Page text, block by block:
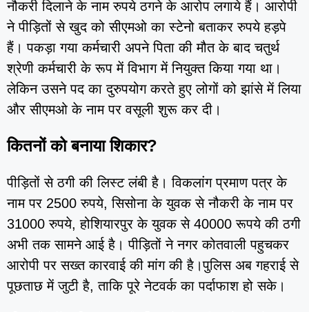
नौकरी दिलाने के नाम रुपये ठगने के आरोप लगाये हैं। आरोपी
ने पीड़ितों से खुद को सीएमओ का स्टेनो बताकर रुपये हड़पे
हैं। पकड़ा गया कर्मचारी अपने पिता की मौत के बाद चतुर्थ
श्रेणी कर्मचारी के रूप में विभाग में नियुक्त किया गया था।
लेकिन उसने पद का दुरुपयोग करते हुए लोगों को झांसे में लिया
और सीएमओ के नाम पर वसूली शुरू कर दी।
कितनों को बनाया शिकार?
पीड़ितों से ठगी की लिस्ट लंबी है। विकलांग प्रमाण पत्र के
नाम पर 2500 रुपये, सिसोना के युवक से नौकरी के नाम पर
31000 रुपये, होशियारपुर के युवक से 40000 रूपये की ठगी
अभी तक सामने आई है। पीड़ितों ने नगर कोतवाली पहुचकर
आरोपी पर सख्त कारवाई की मांग की है।पुलिस अब गहराई से
पूछताछ में जुटी है, ताकि पूरे नेटवर्क का पर्दाफाश हो सके।